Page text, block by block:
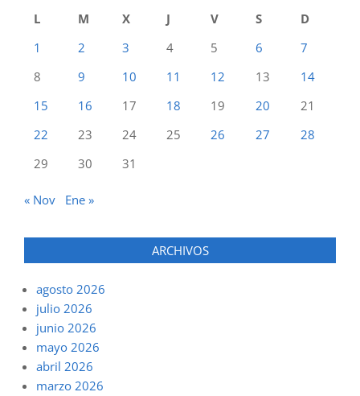
L
M X J V S
D
1
2 3 4 5 6
7
8
9 10 11 12 13
14
15
16 17 18 19 20
21
22
23 24 25 26 27
28
29
30 31
« Nov Ene »
ARCHIVOS
agosto 2026
julio 2026
junio 2026
mayo 2026
abril 2026
marzo 2026